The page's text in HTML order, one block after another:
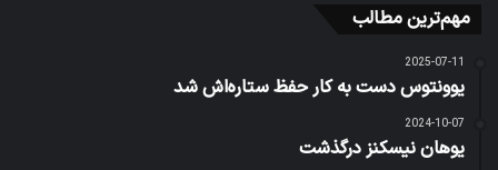
مهم‌ترین مطالب
2025-07-11
یوونتوس دست به کار حفظ ستاره‌اش شد
2024-10-07
یوهان نیسکنز درگذشت